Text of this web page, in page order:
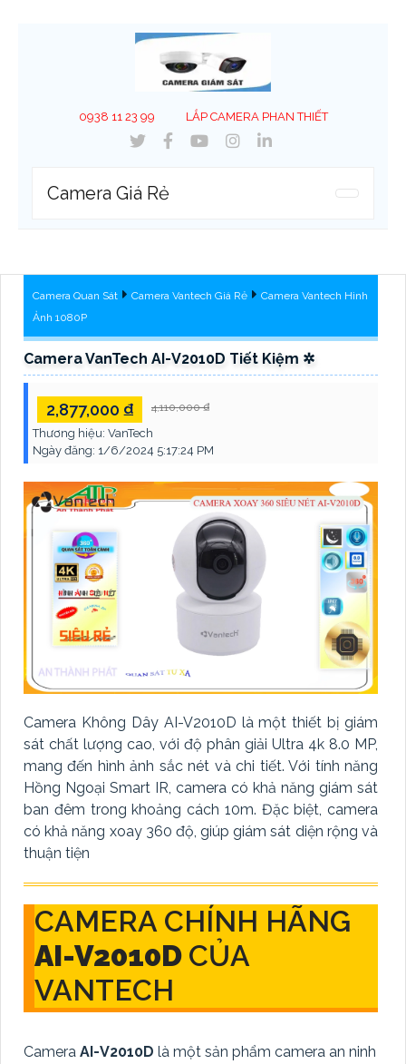
0938 11 23 99 LẮP CAMERA PHAN THIẾT
Camera Giá Rẻ
Camera Quan Sát Camera Vantech Giá Rẻ
Camera Vantech Hình
Ảnh 1080P
Camera VanTech AI-V2010D Tiết Kiệm ✲
2,877,000 ₫ 4,110,000 ₫
Thương hiệu: VanTech
Ngày đăng: 1/6/2024 5:17:24 PM
Camera Không Dây AI-V2010D là một thiết bị giám
sát chất lượng cao, với độ phân giải Ultra 4k 8.0 MP,
mang đến hình ảnh sắc nét và chi tiết. Với tính năng
Hồng Ngoại Smart IR, camera có khả năng giám sát
ban đêm trong khoảng cách 10m. Đặc biệt, camera
có khả năng xoay 360 độ, giúp giám sát diện rộng và
thuận tiện
CAMERA CHÍNH HÃNG
AI-V2010D CỦA
VANTECH
Camera AI-V2010D là một sản phẩm camera an ninh